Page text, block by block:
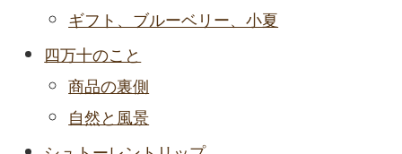
ギフト、ブルーベリー、小夏
四万十のこと
商品の裏側
自然と風景